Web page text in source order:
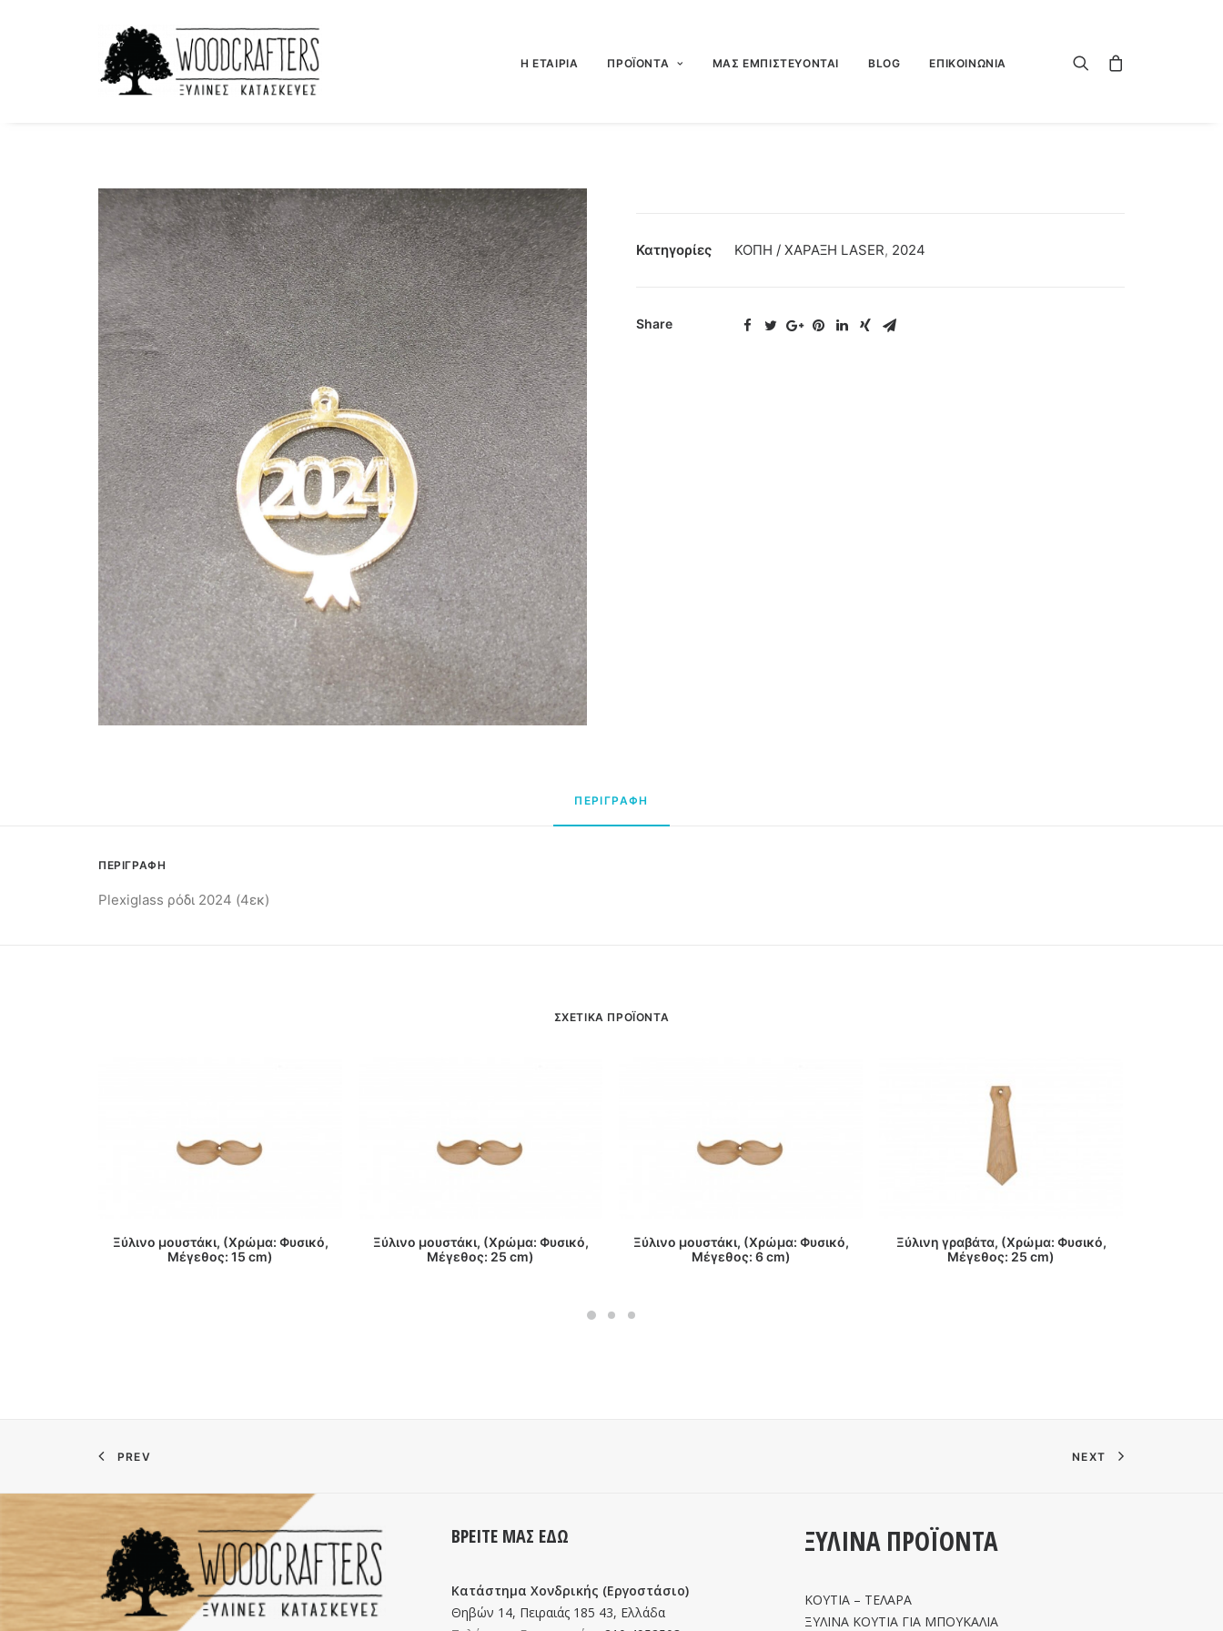
Η ΕΤΑΙΡΙΑ ΠΡΟΪΟΝΤΑ ΜΑΣ ΕΜΠΙΣΤΕΥΟΝΤΑΙ BLOG ΕΠΙΚΟΙΝΩΝΙΑ
Κατηγορίες ΚΟΠΗ / ΧΑΡΑΞΗ LASER, 2024
Share
ΠΕΡΙΓΡΑΦΗ
ΠΕΡΙΓΡΑΦΗ
Plexiglass ρόδι 2024 (4εκ)
ΣΧΕΤΙΚΑ ΠΡΟΪΟΝΤΑ
ΔΙΑΒΑΣΤΕ ΠΕΡΙΣΣΟΤΕΡΑ
Ξύλινο μουστάκι, (Χρώμα: Φυσικό,
Μέγεθος: 15 cm)
ΔΙΑΒΑΣΤΕ ΠΕΡΙΣΣΟΤΕΡΑ
Ξύλινο μουστάκι, (Χρώμα: Φυσικό,
Μέγεθος: 25 cm)
ΔΙΑΒΑΣΤΕ ΠΕΡΙΣΣΟΤΕΡΑ
Ξύλινο μουστάκι, (Χρώμα: Φυσικό,
Μέγεθος: 6 cm)
ΔΙΑΒΑΣΤΕ ΠΕΡΙΣΣΟΤΕΡΑ
Ξύλινη γραβάτα, (Χρώμα: Φυσικό,
Μέγεθος: 25 cm)
PREV NEXT
ΒΡΕΙΤΕ ΜΑΣ ΕΔΩ
Κατάστημα Χονδρικής (Εργοστάσιο)
Θηβών 14, Πειραιάς 185 43, Ελλάδα
ΞΥΛΙΝΑ ΠΡΟΪΟΝΤΑ
ΚΟΥΤΙΑ – ΤΕΛΑΡΑ
ΞΥΛΙΝΑ ΚΟΥΤΙΑ ΓΙΑ ΜΠΟΥΚΑΛΙΑ